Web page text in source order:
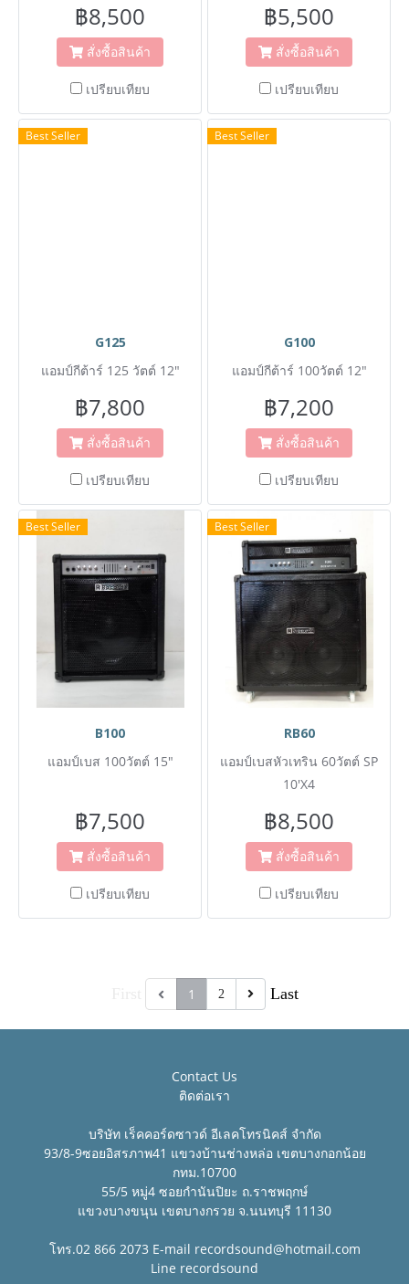
฿8,500
สั่งซื้อสินค้า
เปรียบเทียบ
฿5,500
สั่งซื้อสินค้า
เปรียบเทียบ
Best Seller
G125
แอมป์กีต้าร์ 125 วัตต์ 12"
฿7,800
สั่งซื้อสินค้า
เปรียบเทียบ
Best Seller
G100
แอมป์กีต้าร์ 100วัตต์ 12"
฿7,200
สั่งซื้อสินค้า
เปรียบเทียบ
Best Seller
B100
แอมป์เบส 100วัตต์ 15"
฿7,500
สั่งซื้อสินค้า
เปรียบเทียบ
Best Seller
RB60
แอมป์เบสหัวเทริน 60วัตต์ SP
10'X4
฿8,500
สั่งซื้อสินค้า
เปรียบเทียบ
1 2 Last
Contact Us
ติดต่อเรา
บริษัท เร็คคอร์ดซาวด์ อีเลคโทรนิคส์ จำกัด
93/8-9ซอยอิสรภาพ41 แขวงบ้านช่างหล่อ เขตบางกอกน้อย
กทม.10700
55/5 หมู่4 ซอยกำนันปิยะ ถ.ราชพฤกษ์
แขวงบางขนุน เขตบางกรวย จ.นนทบุรี 11130
โทร.02 866 2073 E-mail recordsound@hotmail.com
Line recordsound